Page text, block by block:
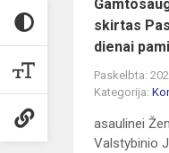
skirtas
dienai
Paskelbta:
Kategorija:
asaulinei
Valstybinio